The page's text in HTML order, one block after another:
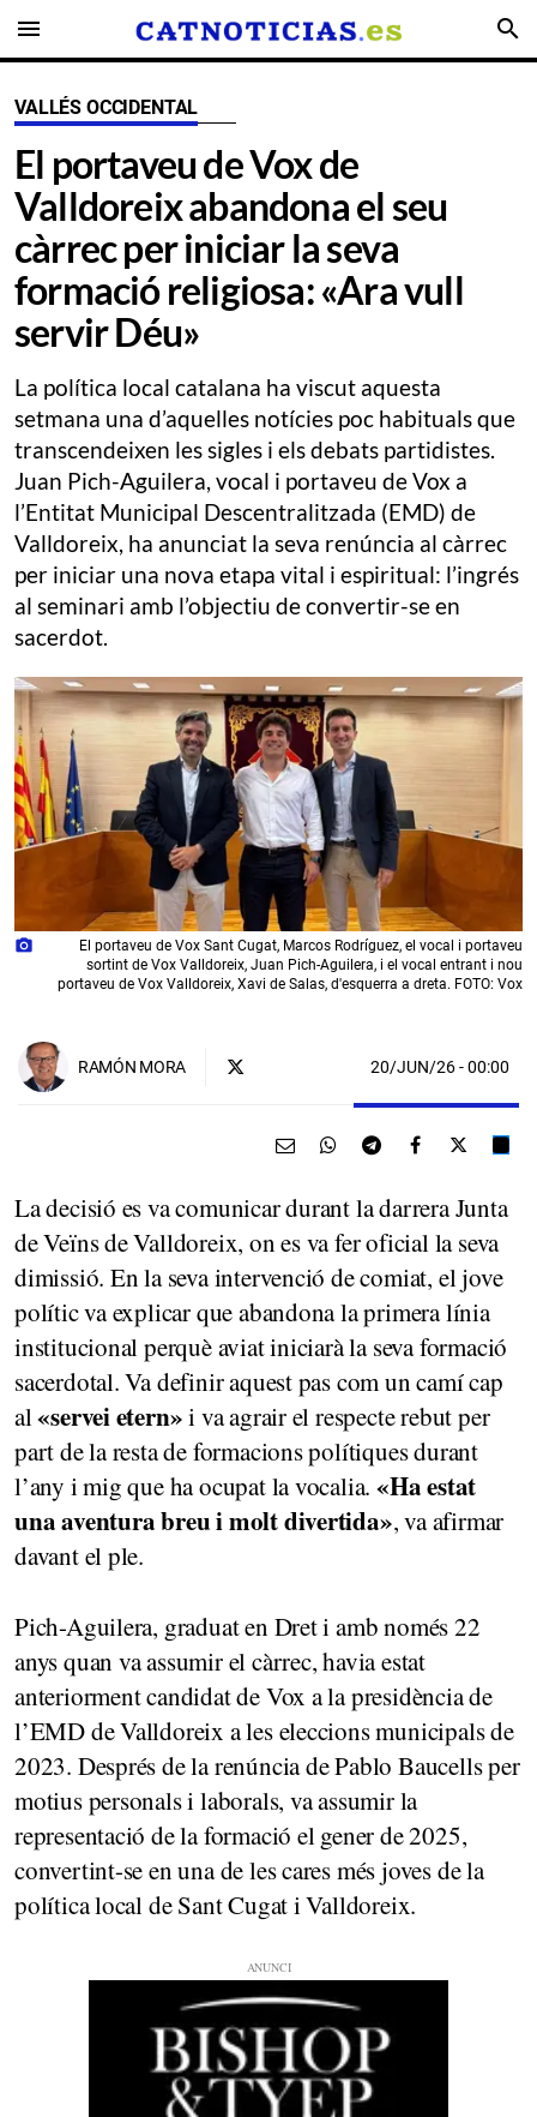
menu search
VALLÉS OCCIDENTAL
El portaveu de Vox de
Valldoreix abandona el seu
càrrec per iniciar la seva
formació religiosa: «Ara vull
servir Déu»
La política local catalana ha viscut aquesta
setmana una d’aquelles notícies poc habituals que
transcendeixen les sigles i els debats partidistes.
Juan Pich-Aguilera, vocal i portaveu de Vox a
l’Entitat Municipal Descentralitzada (EMD) de
Valldoreix, ha anunciat la seva renúncia al càrrec
per iniciar una nova etapa vital i espiritual: l’ingrés
al seminari amb l’objectiu de convertir-se en
sacerdot.
photo_camera
El portaveu de Vox Sant Cugat, Marcos Rodríguez, el vocal i portaveu
sortint de Vox Valldoreix, Juan Pich-Aguilera, i el vocal entrant i nou
portaveu de Vox Valldoreix, Xavi de Salas, d'esquerra a dreta. FOTO: Vox
RAMÓN MORA 20/JUN/26- 00:00
La decisió es va comunicar durant la darrera Junta
de Veïns de Valldoreix, on es va fer oficial la seva
dimissió. En la seva intervenció de comiat, el jove
polític va explicar que abandona la primera línia
institucional perquè aviat iniciarà la seva formació
sacerdotal. Va definir aquest pas com un camí cap
al«servei etern»i va agrair el respecte rebut per
part de la resta de formacions polítiques durant
l’any i mig que ha ocupat la vocalia.«Ha estat
una aventura breu i molt divertida», va afirmar
davant el ple.
Pich-Aguilera, graduat en Dret i amb només 22
anys quan va assumir el càrrec, havia estat
anteriorment candidat de Vox a la presidència de
l’EMD de Valldoreix a les eleccions municipals de
2023. Després de la renúncia de Pablo Baucells per
motius personals i laborals, va assumir la
representació de la formació el gener de 2025,
convertint-se en una de les cares més joves de la
política local de Sant Cugat i Valldoreix.